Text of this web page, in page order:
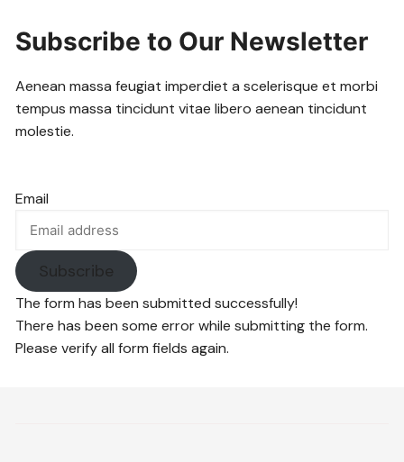
Subscribe to Our Newsletter
Aenean massa feugiat imperdiet a scelerisque et morbi
tempus massa tincidunt vitae libero aenean tincidunt
molestie.
Email
Subscribe
The form has been submitted successfully!
There has been some error while submitting the form.
Please verify all form fields again.